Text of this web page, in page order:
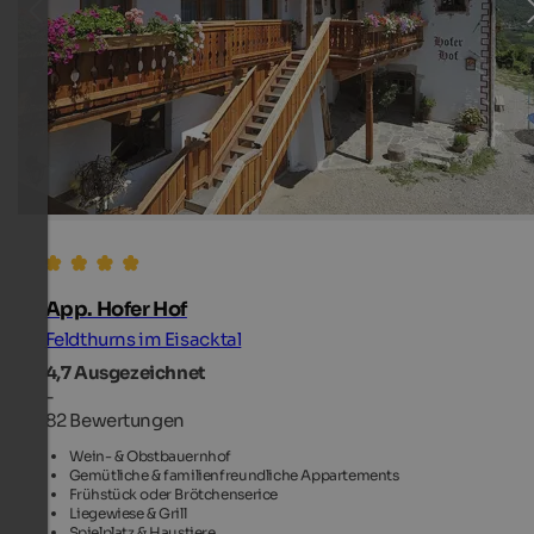
App. Hofer Hof
Feldthurns im Eisacktal
4,7Ausgezeichnet
-
82 Bewertungen
Wein- & Obstbauernhof
Gemütliche & familienfreundliche Appartements
Frühstück oder Brötchenserice
Liegewiese & Grill